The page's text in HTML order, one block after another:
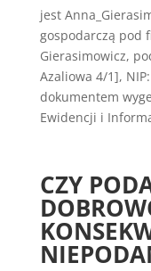
jest
gospodarczą pod
Gierasimowicz,
Azaliowa 4/1],
dokumentem
Ewidencji i
CZY